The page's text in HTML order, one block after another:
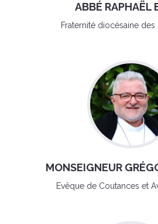
ABBÉ RAPHAËL
Fraternité diocésaine des
MONSEIGNEUR
Evêque de Coutances et